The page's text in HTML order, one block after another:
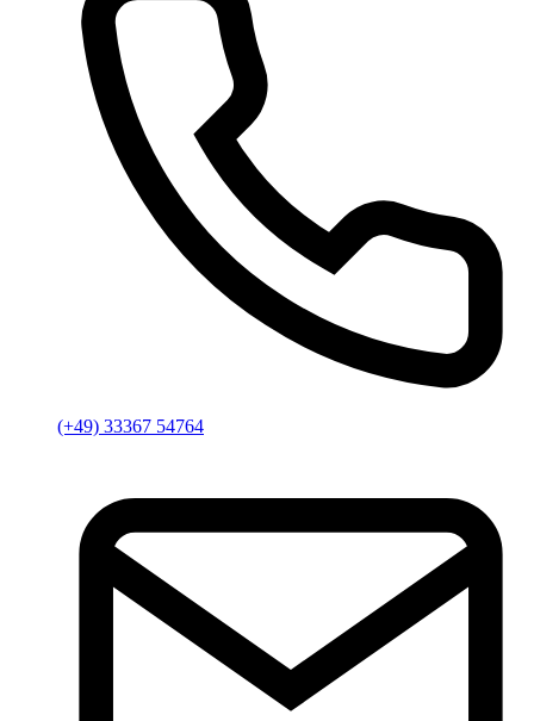
(+49) 33367 54764